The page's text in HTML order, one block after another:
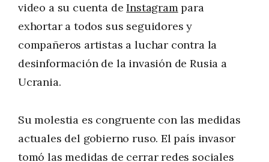
video a su cuenta deInstagrampara
exhortar a todos sus seguidores y
compañeros artistas a luchar contra la
desinformación de la invasión de Rusia a
Ucrania.
Su molestia es congruente con las medidas
actuales del gobierno ruso. El país invasor
tomó las medidas de cerrar redes sociales